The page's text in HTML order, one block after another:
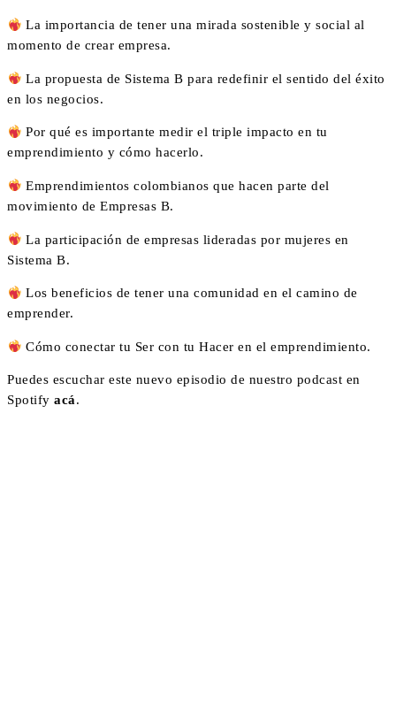
La importancia de tener una mirada sostenible y social al
momento de crear empresa.
La propuesta de Sistema B para redefinir el sentido del éxito
en los negocios.
Por qué es importante medir el triple impacto en tu
emprendimiento y cómo hacerlo.
Emprendimientos colombianos que hacen parte del
movimiento de Empresas B.
La participación de empresas lideradas por mujeres en
Sistema B.
Los beneficios de tener una comunidad en el camino de
emprender.
Cómo conectar tu Ser con tu Hacer en el emprendimiento.
Puedes escuchar este nuevo episodio de nuestro podcast en
Spotify acá.